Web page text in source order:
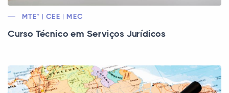
MTE* | CEE | MEC
Curso Técnico em Serviços Jurídicos